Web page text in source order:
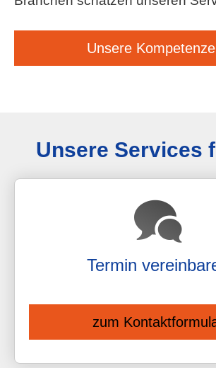
Unsere
Unsere Services
Termin
zum